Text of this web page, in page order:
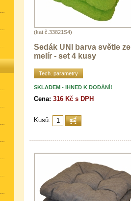
(kat.č.33821S4)
Sedák UNI barva světle
melír - set 4 kusy
Tech. parametry
SKLADEM - IHNED K DODÁNÍ!
Cena: 316 Kč s DPH
Kusů: